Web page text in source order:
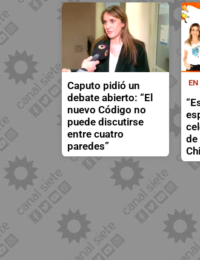
Caputo pidió un
debate abierto: “El
nuevo Código no
puede discutirse
entre cuatro
paredes”
EN
de